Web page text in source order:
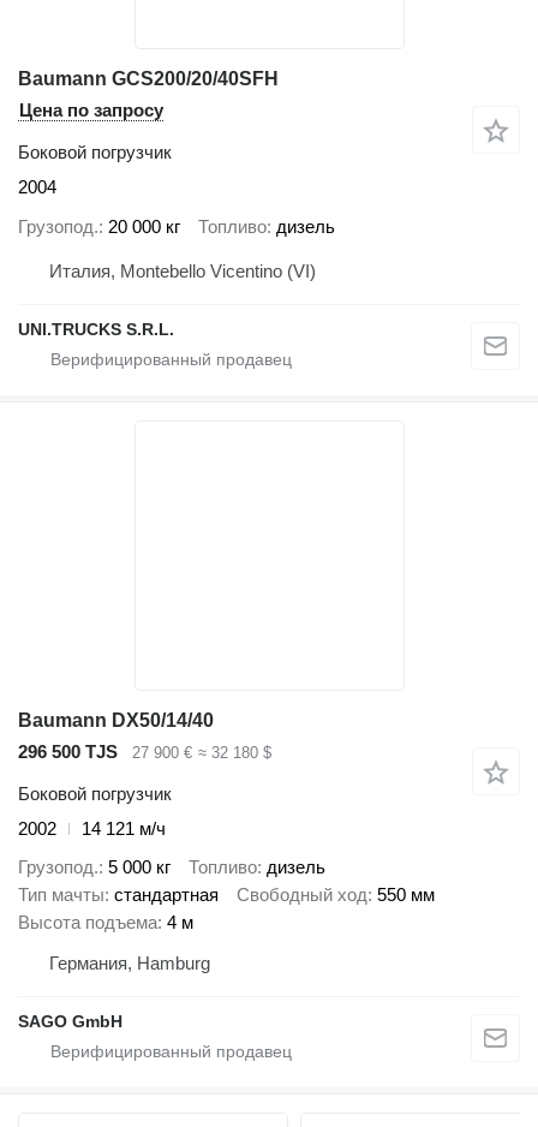
Baumann GCS200/20/40SFH
Цена по запросу
Боковой погрузчик
2004
Грузопод. 20 000 кг Топливо дизель
Италия, Montebello Vicentino (VI)
UNI.TRUCKS S.R.L.
Baumann DX50/14/40
296 500 TJS
27 900 € ≈ 32 180 $
Боковой погрузчик
2002
14 121 м/ч
Грузопод. 5 000 кг Топливо дизель
Тип мачты стандартная Свободный ход 550 мм
Высота подъема 4 м
Германия, Hamburg
SAGO GmbH